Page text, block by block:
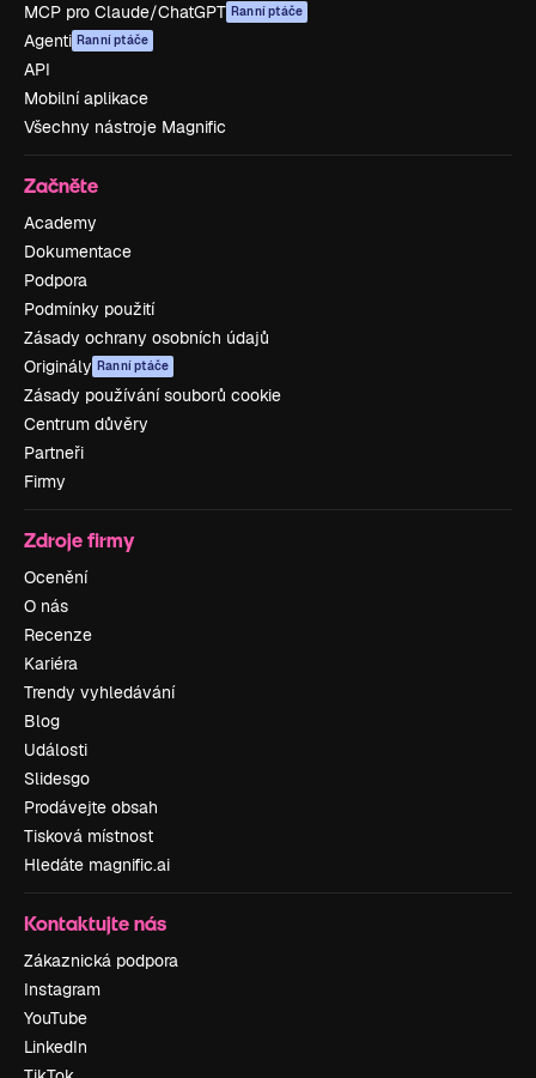
MCP pro Claude/ChatGPT Ranní ptáče
Agenti Ranní ptáče
API
Mobilní aplikace
Všechny nástroje Magnific
Začněte
Academy
Dokumentace
Podpora
Podmínky použití
Zásady ochrany osobních údajů
Originály Ranní ptáče
Zásady používání souborů cookie
Centrum důvěry
Partneři
Firmy
Zdroje firmy
Ocenění
O nás
Recenze
Kariéra
Trendy vyhledávání
Blog
Události
Slidesgo
Prodávejte obsah
Tisková místnost
Hledáte magnific.ai
Kontaktujte nás
Zákaznická podpora
Instagram
YouTube
LinkedIn